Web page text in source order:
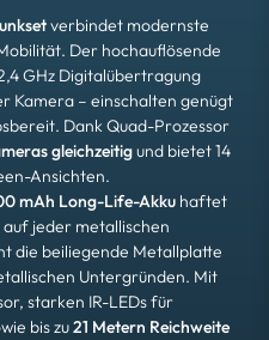
verbindet modernste
Der hochauflösende
GHz Digitalübertragung
Kamera – einschalten genügt
Dank Quad-Prozessor
gleichzeitigund bietet 14
Ansichten.
mAh Long-Life-Akku haftet
jeder metallischen
die beiliegende Metallplatte
Untergründen. Mit
starken IR-LEDs für
bis zu21 Metern Reichweite